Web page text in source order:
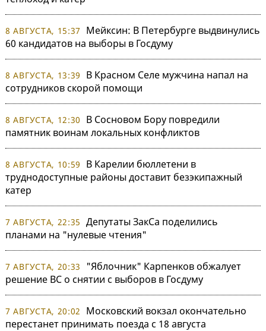
8 АВГУСТА, 15:37
Мейксин: В Петербурге выдвинулись
60 кандидатов на выборы в Госдуму
8 АВГУСТА, 13:39
В Красном Селе мужчина напал на
сотрудников скорой помощи
8 АВГУСТА, 12:30
В Сосновом Бору повредили
памятник воинам локальных конфликтов
8 АВГУСТА, 10:59
В Карелии бюллетени в
труднодоступные районы доставит безэкипажный
катер
7 АВГУСТА, 22:35 Депутаты ЗакСа поделились
планами на "нулевые чтения"
7 АВГУСТА, 20:33
"Яблочник" Карпенков обжалует
решение ВС о снятии с выборов в Госдуму
7 АВГУСТА, 20:02
Московский вокзал окончательно
перестанет принимать поезда с 18 августа